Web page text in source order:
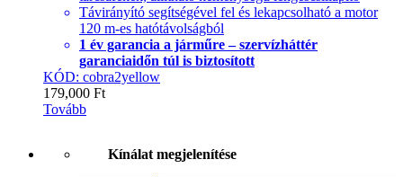
Távirányító segítségével fel és lekapcsolható a motor
120 m-es hatótávolságból
1 év garancia a járműre – szervízháttér
garanciaidőn túl is biztosított
KÓD: cobra2yellow
179,000 Ft
Tovább
Kínálat megjelenítése